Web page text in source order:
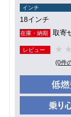
インチ
18インチ
在庫・納期 取寄
レビュー
(0件